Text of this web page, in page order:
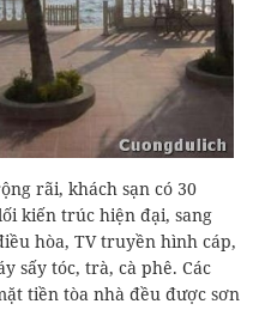
rãi, khách sạn có 30
kiến trúc hiện đại, sang
hòa, TV truyền hình cáp,
sấy tóc, trà, cà phê. Các
tiền tòa nhà đều được sơn